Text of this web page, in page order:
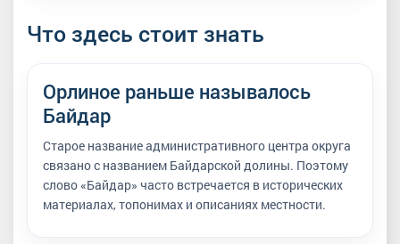
Что здесь стоит знать
Орлиное раньше называлось
Байдар
Старое название административного центра округа
связано с названием Байдарской долины. Поэтому
слово «Байдар» часто встречается в исторических
материалах, топонимах и описаниях местности.